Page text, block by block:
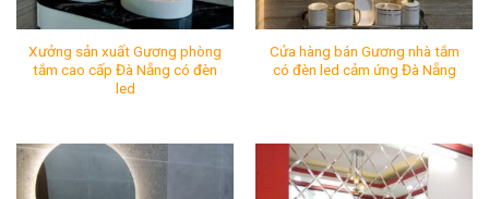
Mã SP:
Xưởng sản xuất Gương phòng
tắm cao cấp Đà Nẵng có đèn
led
Mã SP:
Cửa hàng bán Gương nhà tắm
có đèn led cảm ứng Đà Nẵng